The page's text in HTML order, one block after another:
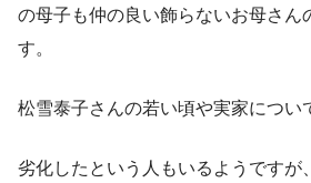
の母子も仲の良い飾らないお母さん
す。
松雪泰子さんの若い頃や実家につい
劣化したという人もいるようですが